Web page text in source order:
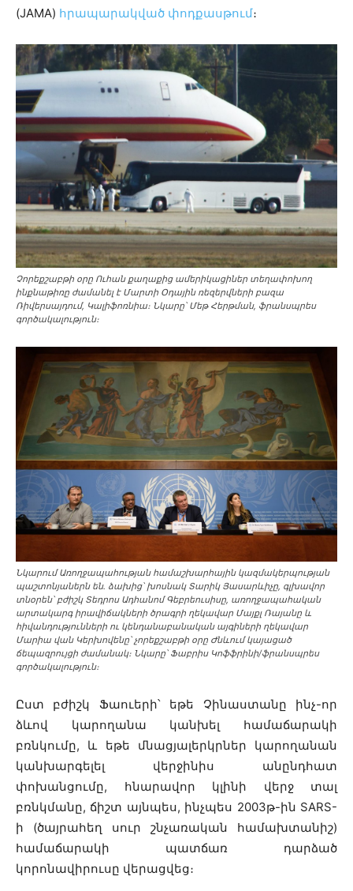
(JAMA) հրապարակված փոդքասթում։
Չորեքշաբթի օրը Ուհան քաղաքից ամերիկացիներ տեղափոխող
ինքնաթիռը ժամանել է Մարտի Օդային ռեզերվների բազա
Ռիվերսայդում, Կալիֆոռնիա։ Նկարը՝ Մեթ Հերթման, ֆրանսպրես
գործակալություն։
Նկարում Առողջապահության համաշխարհային կազմակերպության
պաշտոնյաներն են. ձախից՝ խոսնակ Տարիկ Յասարևիչը, գլխավոր
տնօրեն՝ բժիշկ Տեդրոս Ադհանոմ Գեբրեուսիսը, առողջապահական
արտակարգ իրավիճակների ծրագրի ղեկավար Մայքլ Ռայանը և
հիվանդությունների ու կենդանաբանական այգիների ղեկավար
Մարիա վան Կերխովենը՝ չորեքշաբթի օրը Ժնևում կայացած
ճեպազրույցի ժամանակ։ Նկարը՝ Ֆաբրիս Կոֆֆրինի/ֆրանսպրես
գործակալություն։
Ըստ բժիշկ Ֆաուերի՝ եթե Չինաստանը ինչ-որ
ձևով կարողանա կանխել համաճարակի
բռնկումը, և եթե մնացյալերկրներ կարողանան
կանխարգելել վերջինիս անընդհատ
փոխանցումը, հնարավոր կլինի վերջ տալ
բռնկմանը, ճիշտ այնպես, ինչպես 2003թ-ին SARS-
ի (ծայրահեղ սուր շնչառական համախտանիշ)
համաճարակի պատճառ դարձած
կորոնավիրուսը վերացվեց։